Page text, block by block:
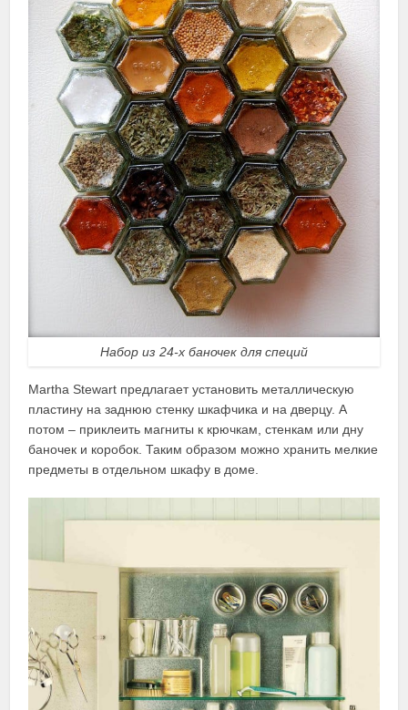
Набор из 24-х баночек для специй
Martha Stewart предлагает установить металлическую
пластину на заднюю стенку шкафчика и на дверцу. А
потом – приклеить магниты к крючкам, стенкам или дну
баночек и коробок. Таким образом можно хранить мелкие
предметы в отдельном шкафу в доме.